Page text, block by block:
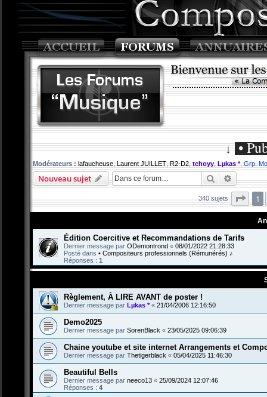
↓ •
Modérateurs : lafaucheuse,Laurent JUILLET,R2-D2,tchoyy,Lµkas *,Grp.
Nouveau sujet Rechercher
340 sujets Page
1
Édition Coercitive et Recommandations de Tarifs
Dernier message par ODemontrond « 08/01/2022 21:28:33
Posté dans • Compositeurs professionnels (Rémunérés) ♪
Réponses : 1
Règlement, À LIRE AVANT de poster !
Dernier message par Lµkas *« 21/04/2006 12:16:50
Demo2025
Dernier message par SorenBlack « 23/05/2025 09:06:39
Chaine youtube et site internet Arrangements et
Dernier message par Thetigerblack « 05/04/2025 11:46:30
Beautiful Bells
Dernier message par neeco13 « 25/09/2024 12:07:46
Réponses : 4